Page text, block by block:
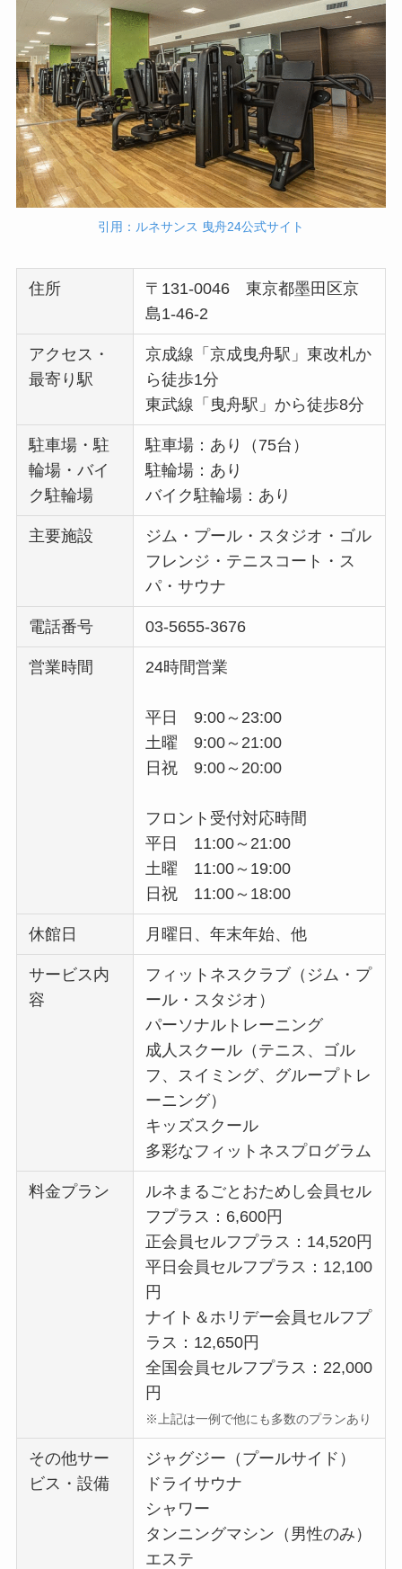
引用：ルネサンス 曳舟24公式サイト
住所
〒131-0046 東京都墨田区京
島1-46-2
アクセス・
最寄り駅
京成線「京成曳舟駅」東改札か
ら徒歩1分
東武線「曳舟駅」から徒歩8分
駐車場・駐
輪場・バイ
ク駐輪場
駐車場：あり（75台）
駐輪場：あり
バイク駐輪場：あり
主要施設
ジム・プール・スタジオ・ゴル
フレンジ・テニスコート・ス
パ・サウナ
電話番号 03-5655-3676
営業時間 24時間営業
平日 9:00～23:00
土曜 9:00～21:00
日祝 9:00～20:00
フロント受付対応時間
平日 11:00～21:00
土曜 11:00～19:00
日祝 11:00～18:00
休館日 月曜日、年末年始、他
サービス内
容
フィットネスクラブ（ジム・プ
ール・スタジオ）
パーソナルトレーニング
成人スクール（テニス、ゴル
フ、スイミング、グループトレ
ーニング）
キッズスクール
多彩なフィットネスプログラム
料金プラン
ルネまるごとおためし会員セル
フプラス：6,600円
正会員セルフプラス：14,520円
平日会員セルフプラス：12,100
円
ナイト＆ホリデー会員セルフプ
ラス：12,650円
全国会員セルフプラス：22,000
円
※上記は一例で他にも多数のプランあり
その他サー
ビス・設備
ジャグジー（プールサイド）
ドライサウナ
シャワー
タンニングマシン（男性のみ）
エステ